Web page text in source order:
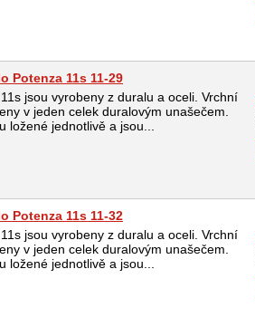
Potenza 11s 11-29
jsou vyrobeny z duralu a oceli. Vrchní
v jeden celek duralovým unašečem.
ložené jednotlivě a jsou...
Potenza 11s 11-32
jsou vyrobeny z duralu a oceli. Vrchní
v jeden celek duralovým unašečem.
ložené jednotlivě a jsou...